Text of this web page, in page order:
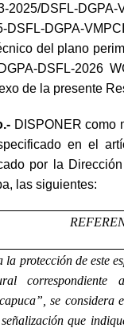
2025/DSFL-DGPA-
DSFL-DGPA-
del plano
DSFL-2026
de la presente
DISPONER como
en el
por la
las siguientes:
la protección de este
correspondiente
se considera
que